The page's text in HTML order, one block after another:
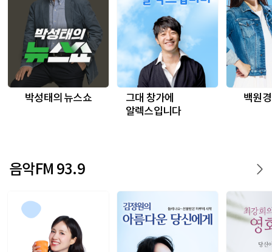
박성태의 뉴스쇼
그대 창가에
알렉스입니다
백원
음악FM 93.9